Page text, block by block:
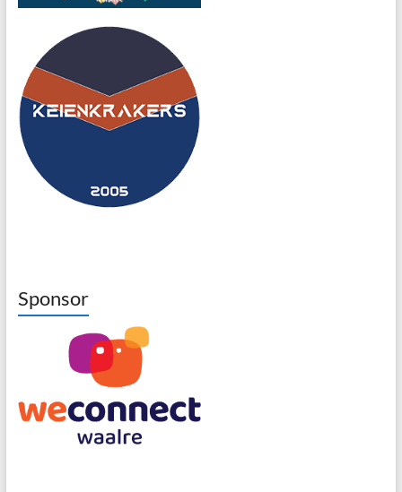
Sponsor